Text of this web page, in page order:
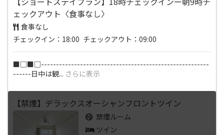
ェックアウト〈食事なし〉
食事なし
チェックイン：18:00 チェックアウト：09:00
■□■□--------------------------------------------------------
------日中は観... さらに表示
【禁煙】デラックスオーシャンフロントツイン
禁煙ルーム
ツイン